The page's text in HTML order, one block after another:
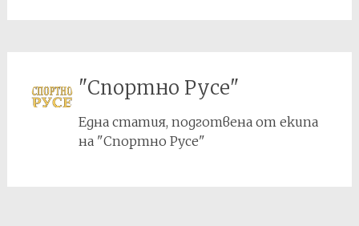
"Спортно Русе"
Една статия, подготвена от екипа
на "Спортно Русе"